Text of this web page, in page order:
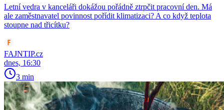
Letní vedra v kanceláři dokážou pořádně ztrpčit pracovní den. Má
ale zaměstnavatel povinnost pořídit klimatizaci? A co když teplota
stoupne nad třicítku?
FAJNTIP.cz
dnes, 16:30
3 min